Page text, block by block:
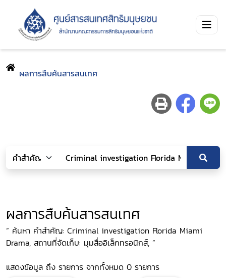
ผลการสืบค้นสารสนเทศ
ผลการสืบค้นสารสนเทศ
“ ค้นหา คำสำคัญ: Criminal investigation Florida Miami
Drama, สถานที่จัดเก็บ: มุมสื่ออิเล็กทรอนิกส์, ”
แสดงข้อมูล ถึง รายการ จากทั้งหมด 0 รายการ